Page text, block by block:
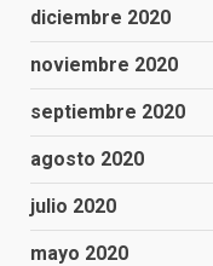
diciembre 2020
noviembre 2020
septiembre 2020
agosto 2020
julio 2020
mayo 2020